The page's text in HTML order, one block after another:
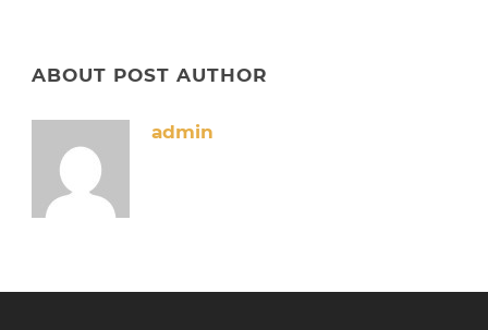
ABOUT POST AUTHOR
admin